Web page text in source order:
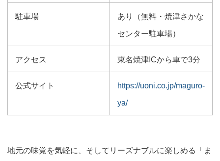
駐車場 あり（無料・焼津さかな
センター駐車場）
アクセス 東名焼津ICから車で3分
公式サイト https://uoni.co.jp/maguro-
ya/
地元の味覚を気軽に、そしてリーズナブルに楽しめる「ま